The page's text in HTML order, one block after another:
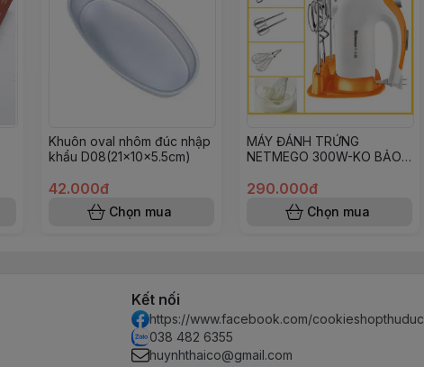
Khuôn oval nhôm đúc nhập
khẩu D08(21x10x5.5cm)
42.000đ
Chọn mua
MÁY ĐÁNH TRỨNG
NETMEGO 300W-KO BẢO
290.000đ
Chọn mua
Kết nối
https://www.facebook.com/cookieshopthuduc
038 482 6355
huynhthaico@gmail.com